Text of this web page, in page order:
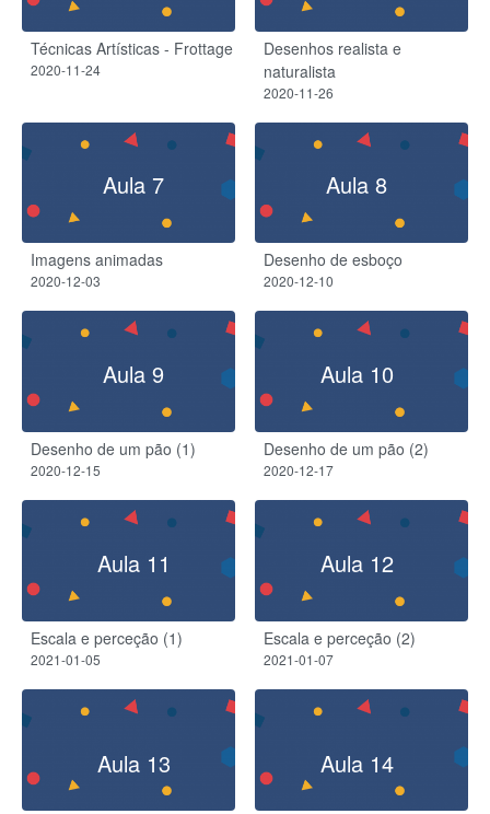
Técnicas Artísticas - Frottage
2020-11-24
Desenhos realista e
naturalista
2020-11-26
Aula 7
Imagens animadas
2020-12-03
Aula 8
Desenho de esboço
2020-12-10
Aula 9
Desenho de um pão (1)
2020-12-15
Aula 10
Desenho de um pão (2)
2020-12-17
Aula 11
Escala e perceção (1)
2021-01-05
Aula 12
Escala e perceção (2)
2021-01-07
Aula 13 Aula 14